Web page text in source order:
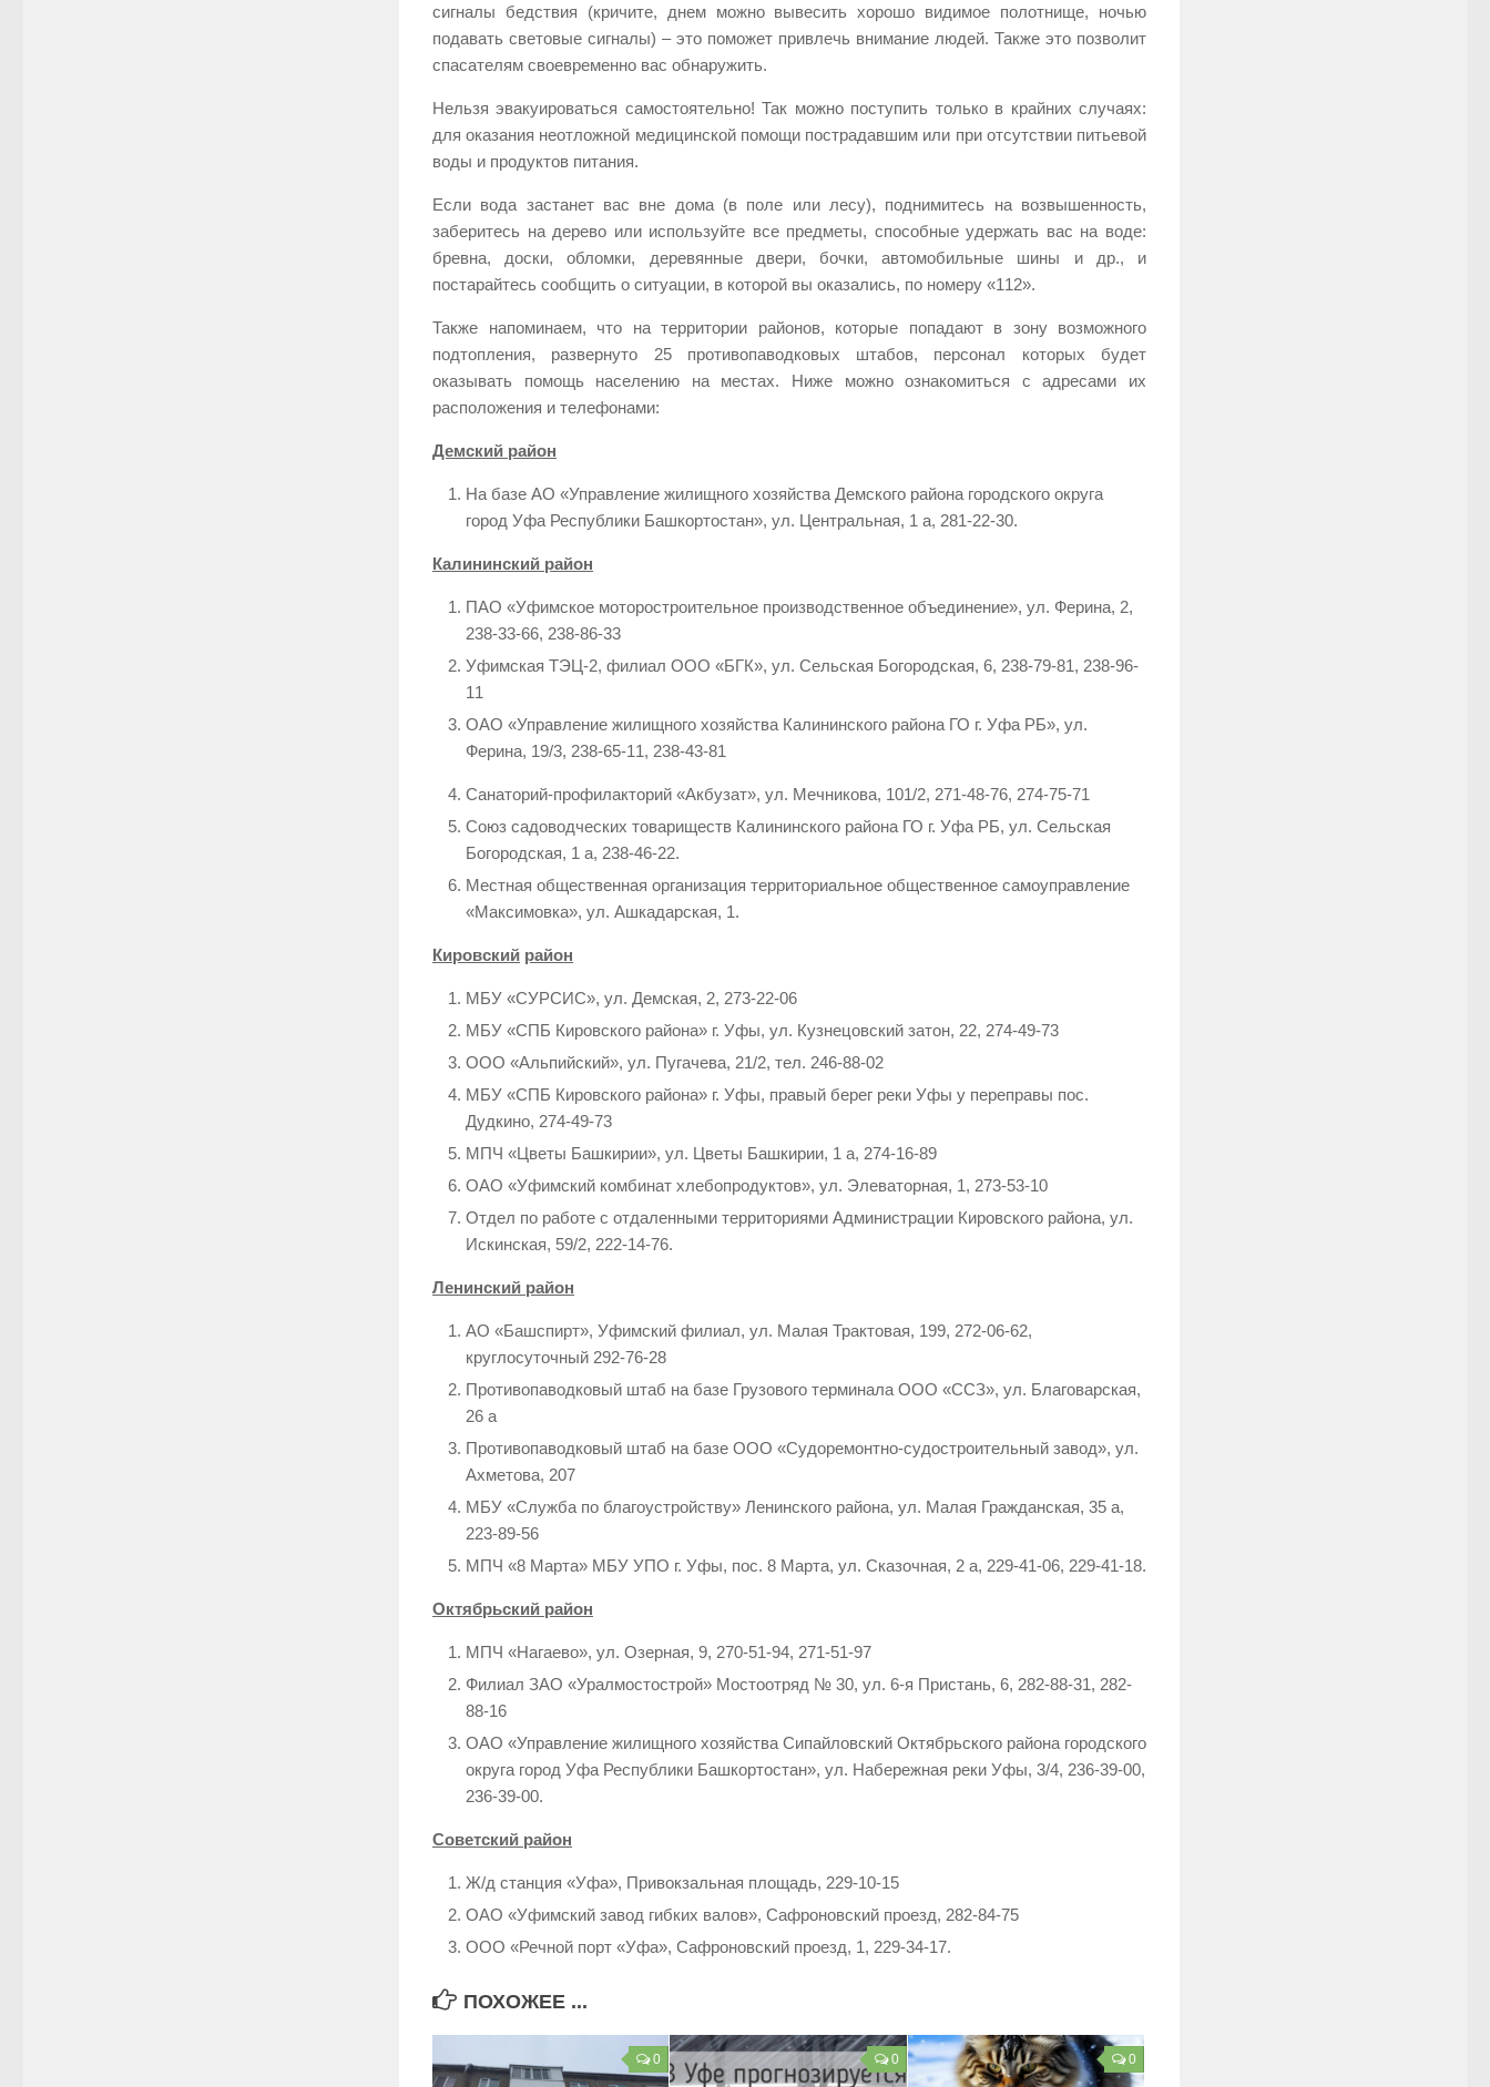
сигналы бедствия (кричите, днем можно вывесить хорошо видимое полотнище, ночью
подавать световые сигналы) – это поможет привлечь внимание людей. Также это позволит
спасателям своевременно вас обнаружить.
Нельзя эвакуироваться самостоятельно! Так можно поступить только в крайних случаях:
для оказания неотложной медицинской помощи пострадавшим или при отсутствии питьевой
воды и продуктов питания.
Если вода застанет вас вне дома (в поле или лесу), поднимитесь на возвышенность,
заберитесь на дерево или используйте все предметы, способные удержать вас на воде:
бревна, доски, обломки, деревянные двери, бочки, автомобильные шины и др., и
постарайтесь сообщить о ситуации, в которой вы оказались, по номеру «112».
Также напоминаем, что на территории районов, которые попадают в зону возможного
подтопления, развернуто 25 противопаводковых штабов, персонал которых будет
оказывать помощь населению на местах. Ниже можно ознакомиться с адресами их
расположения и телефонами:
Демский район
На базе АО «Управление жилищного хозяйства Демского района городского округа
город Уфа Республики Башкортостан», ул. Центральная, 1 а, 281-22-30.
Калининский район
ПАО «Уфимское моторостроительное производственное объединение», ул. Ферина, 2,
238-33-66, 238-86-33
Уфимская ТЭЦ-2, филиал ООО «БГК», ул. Сельская Богородская, 6, 238-79-81, 238-96-
11
ОАО «Управление жилищного хозяйства Калининского района ГО г. Уфа РБ», ул.
Ферина, 19/3, 238-65-11, 238-43-81
Санаторий-профилакторий «Акбузат», ул. Мечникова, 101/2, 271-48-76, 274-75-71
Союз садоводческих товариществ Калининского района ГО г. Уфа РБ, ул. Сельская
Богородская, 1 а, 238-46-22.
Местная общественная организация территориальное общественное самоуправление
«Максимовка», ул. Ашкадарская, 1.
Кировский район
МБУ «СУРСИС», ул. Демская, 2, 273-22-06
МБУ «СПБ Кировского района» г. Уфы, ул. Кузнецовский затон, 22, 274-49-73
ООО «Альпийский», ул. Пугачева, 21/2, тел. 246-88-02
МБУ «СПБ Кировского района» г. Уфы, правый берег реки Уфы у переправы пос.
Дудкино, 274-49-73
МПЧ «Цветы Башкирии», ул. Цветы Башкирии, 1 а, 274-16-89
ОАО «Уфимский комбинат хлебопродуктов», ул. Элеваторная, 1, 273-53-10
Отдел по работе с отдаленными территориями Администрации Кировского района, ул.
Искинская, 59/2, 222-14-76.
Ленинский район
АО «Башспирт», Уфимский филиал, ул. Малая Трактовая, 199, 272-06-62,
круглосуточный 292-76-28
Противопаводковый штаб на базе Грузового терминала ООО «ССЗ», ул. Благоварская,
26 а
Противопаводковый штаб на базе ООО «Судоремонтно-судостроительный завод», ул.
Ахметова, 207
МБУ «Служба по благоустройству» Ленинского района, ул. Малая Гражданская, 35 а,
223-89-56
МПЧ «8 Марта» МБУ УПО г. Уфы, пос. 8 Марта, ул. Сказочная, 2 а, 229-41-06, 229-41-18.
Октябрьский район
МПЧ «Нагаево», ул. Озерная, 9, 270-51-94, 271-51-97
Филиал ЗАО «Уралмостострой» Мостоотряд № 30, ул. 6-я Пристань, 6, 282-88-31, 282-
88-16
ОАО «Управление жилищного хозяйства Сипайловский Октябрьского района городского
округа город Уфа Республики Башкортостан», ул. Набережная реки Уфы, 3/4, 236-39-00,
236-39-00.
Советский район
Ж/д станция «Уфа», Привокзальная площадь, 229-10-15
ОАО «Уфимский завод гибких валов», Сафроновский проезд, 282-84-75
ООО «Речной порт «Уфа», Сафроновский проезд, 1, 229-34-17.
ПОХОЖЕЕ ...
0 0 0